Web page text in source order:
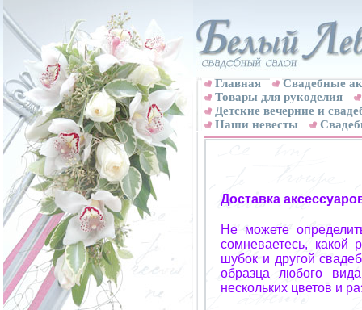
Главная
Свадебные
Товары для рукоделия
Детские вечерние и
Наши невесты
Доставка
Не можете
сомневаетесь, какой
шубок и другой
образца любого
нескольких цветов и